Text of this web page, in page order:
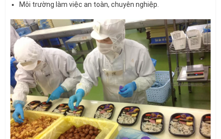
Môi trường làm việc an toàn, chuyên nghiệp.